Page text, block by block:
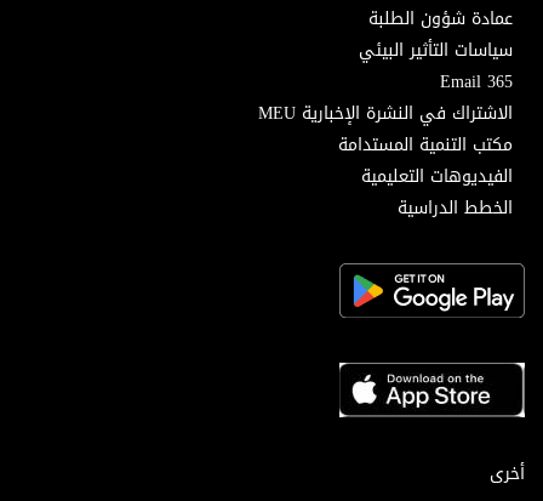
عمادة شؤون الطلبة
سياسات التأثير البيئي
Email 365
الاشتراك في النشرة الإخبارية MEU
مكتب التنمية المستدامة
الفيديوهات التعليمية
الخطط الدراسية
أخرى